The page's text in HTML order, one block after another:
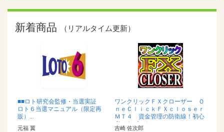
新着商品 （リアルタイム更新）
■■ロト研究会監修・当選実証
ロト６当選マニュアル（限定再
販）...
元福 翼
ワンクリックＦＸクローザー Ｏ
ｎｅＣｌｉｃｋＦＸｃｌｏｓｅｒ
ＭＴ４ 資金管理の防衛線！初心
者でもプロトレ...
吉崎 佐次郎